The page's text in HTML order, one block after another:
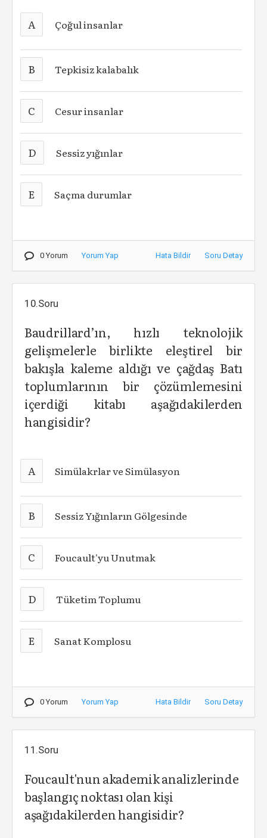
A Çoğul insanlar
B Tepkisiz kalabalık
C Cesur insanlar
D Sessiz yığınlar
E Saçma durumlar
0 Yorum Yorum Yap Hata Bildir Soru Detay
10.Soru
Baudrillard’ın, hızlı teknolojik
gelişmelerle birlikte eleştirel bir
bakışla kaleme aldığı ve çağdaş Batı
toplumlarının bir çözümlemesini
içerdiği kitabı aşağıdakilerden
hangisidir?
A Simülakrlar ve Simülasyon
B Sessiz Yığınların Gölgesinde
C Foucault'yu Unutmak
D Tüketim Toplumu
E Sanat Komplosu
0 Yorum Yorum Yap Hata Bildir Soru Detay
11.Soru
Foucault'nun akademik analizlerinde
başlangıç noktası olan kişi
aşağıdakilerden hangisidir?